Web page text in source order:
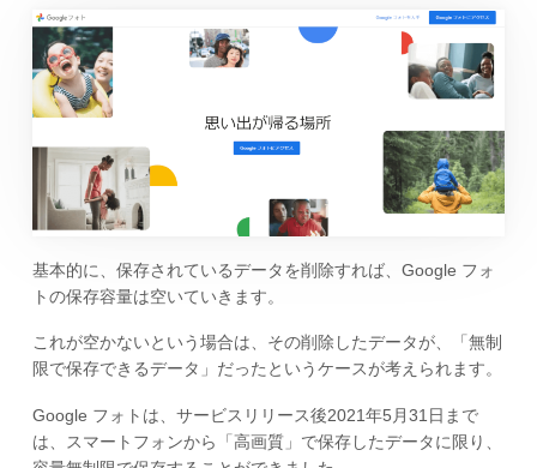
基本的に、保存されているデータを削除すれば、Google フォ
トの保存容量は空いていきます。
これが空かないという場合は、その削除したデータが、「無制
限で保存できるデータ」だったというケースが考えられます。
Google フォトは、サービスリリース後2021年5月31日まで
は、スマートフォンから「高画質」で保存したデータに限り、